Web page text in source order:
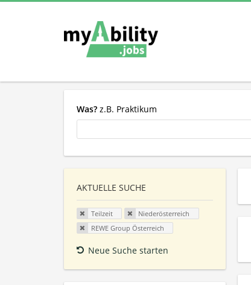
Was? z.B. Praktikum
AKTUELLE SUCHE
Teilzeit
Niederösterreich
REWE Group Österreich
Neue Suche starten